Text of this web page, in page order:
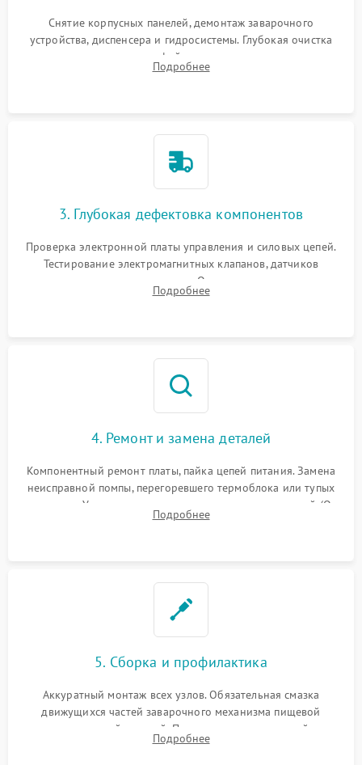
Снятие корпусных панелей, демонтаж заварочного
устройства, диспенсера и гидросистемы. Глубокая очистка
внутренних узлов от кофейных масел, жмыха и накипи.
Промывка дренажных каналов и фильтров с использованием
Подробнее
3. Глубокая дефектовка компонентов
Проверка электронной платы управления и силовых цепей.
Тестирование электромагнитных клапанов, датчиков
температуры и расходомера. Оценка степени износа
жерновов кофемолки, уплотнительных колец гидросистемы
Подробнее
4. Ремонт и замена деталей
Компонентный ремонт платы, пайка цепей питания. Замена
неисправной помпы, перегоревшего термоблока или тупых
жерновов. Установка новых силиконовых уплотнителей (O-
ring) и тефлоновых трубок для надежного устранения
Подробнее
5. Сборка и профилактика
Аккуратный монтаж всех узлов. Обязательная смазка
движущихся частей заварочного механизма пищевой
силиконовой смазкой. Проведение программной
декальцинации и очистки системы от кофейных масел.
Подробнее